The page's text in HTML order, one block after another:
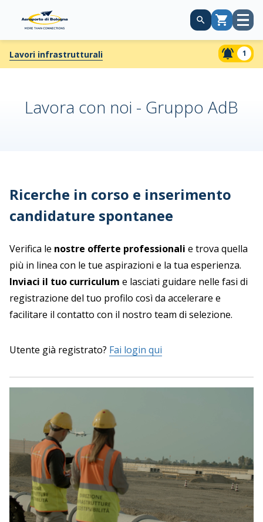
CarrelloApri
Lavori infrastrutturali 1
Lavora con noi - Gruppo AdB
Ricerche in corso e inserimento
candidature spontanee
Verifica le nostre offerte professionali e trova quella
più in linea con le tue aspirazioni e la tua esperienza.
Inviaci il tuo curriculum e lasciati guidare nelle fasi di
registrazione del tuo profilo così da accelerare e
facilitare il contatto con il nostro team di selezione.
Utente già registrato? Fai login qui